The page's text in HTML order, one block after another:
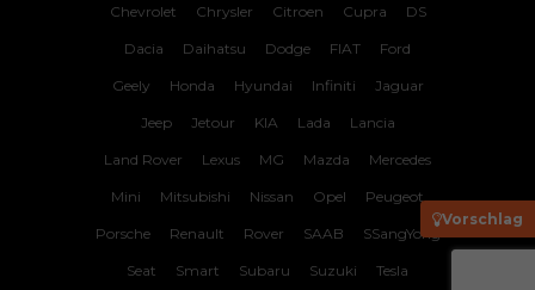
Vorschlag
Chevrolet Chrysler Citroen Cupra DS
Dacia Daihatsu Dodge FIAT Ford
Geely Honda Hyundai Infiniti Jaguar
Jeep Jetour KIA Lada Lancia
Land Rover Lexus MG Mazda Mercedes
Mini Mitsubishi Nissan Opel Peugeot
Porsche Renault Rover SAAB SSangYong
Seat Smart Subaru Suzuki Tesla